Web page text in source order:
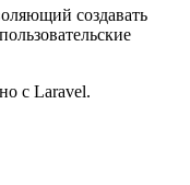
создавать
с Laravel.